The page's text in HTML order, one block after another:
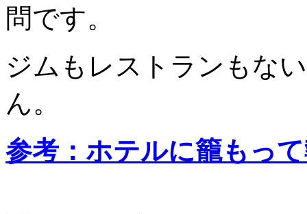
問です。
ジムもレストランもな
ん。
参考：ホテルに籠もっ